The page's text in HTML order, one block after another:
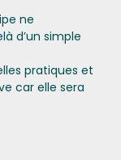
ne
d’un simple
pratiques et
car elle sera